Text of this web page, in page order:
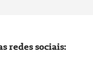
redes sociais: